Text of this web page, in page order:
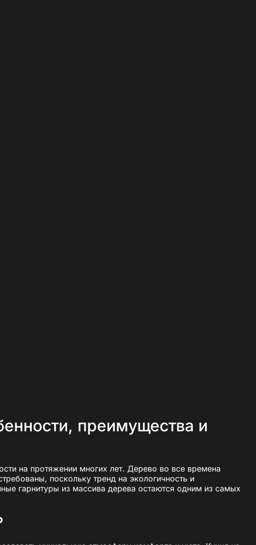
преимущества и
на протяжении многих лет. Дерево во все времена
поскольку тренд на экологичность и
гарнитуры из массива дерева остаются одним из самых